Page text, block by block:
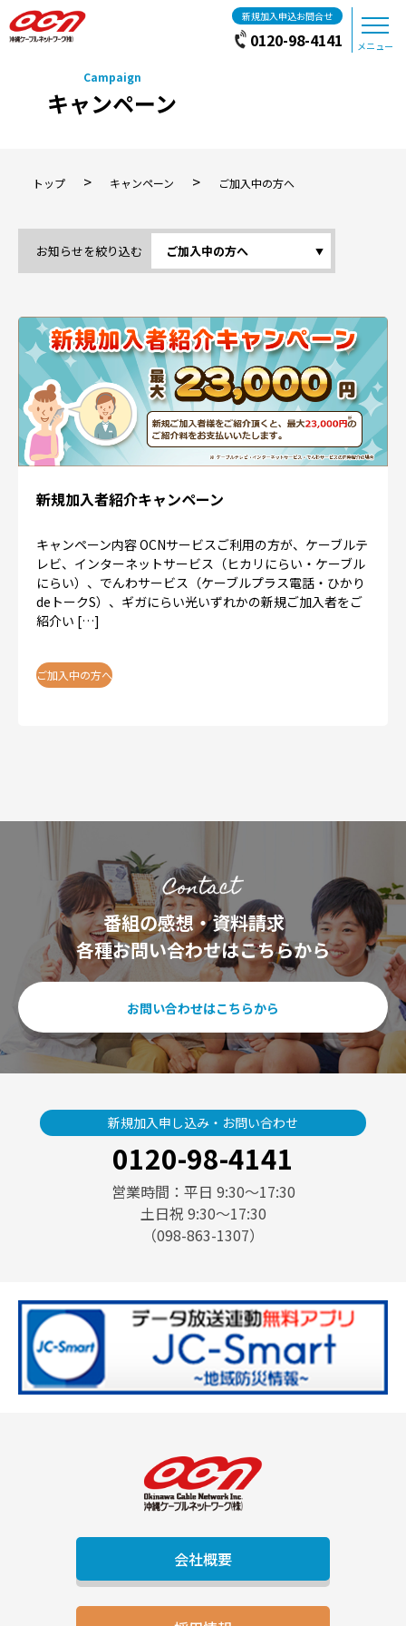
新規加入申込お問合せ
0120-98-4141 メニュー
キャンペーン
トップ > キャンペーン > ご加入中の方へ
新規加入者紹介キャンペーン
キャンペーン内容 OCNサービスご利用の方が、ケーブルテ
レビ、インターネットサービス（ヒカリにらい・ケーブル
にらい）、でんわサービス（ケーブルプラス電話・ひかり
deトークS）、ギガにらい光いずれかの新規ご加入者をご
紹介い […]
ご加入中の方へ
番組の感想・資料請求
各種お問い合わせはこちらから
お問い合わせはこちらから
新規加入申し込み・お問い合わせ
0120-98-4141
営業時間：平日 9:30〜17:30
土日祝 9:30〜17:30
（098-863-1307）
会社概要